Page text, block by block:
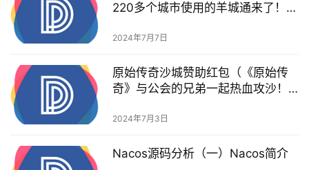
220多个城市使用的羊城通来了！攻
2024年7月7日
原始传奇沙城赞助红包（《原始传
奇》与公会的兄弟一起热血攻沙！
2024年7月3日
Nacos源码分析（一）Nacos简介